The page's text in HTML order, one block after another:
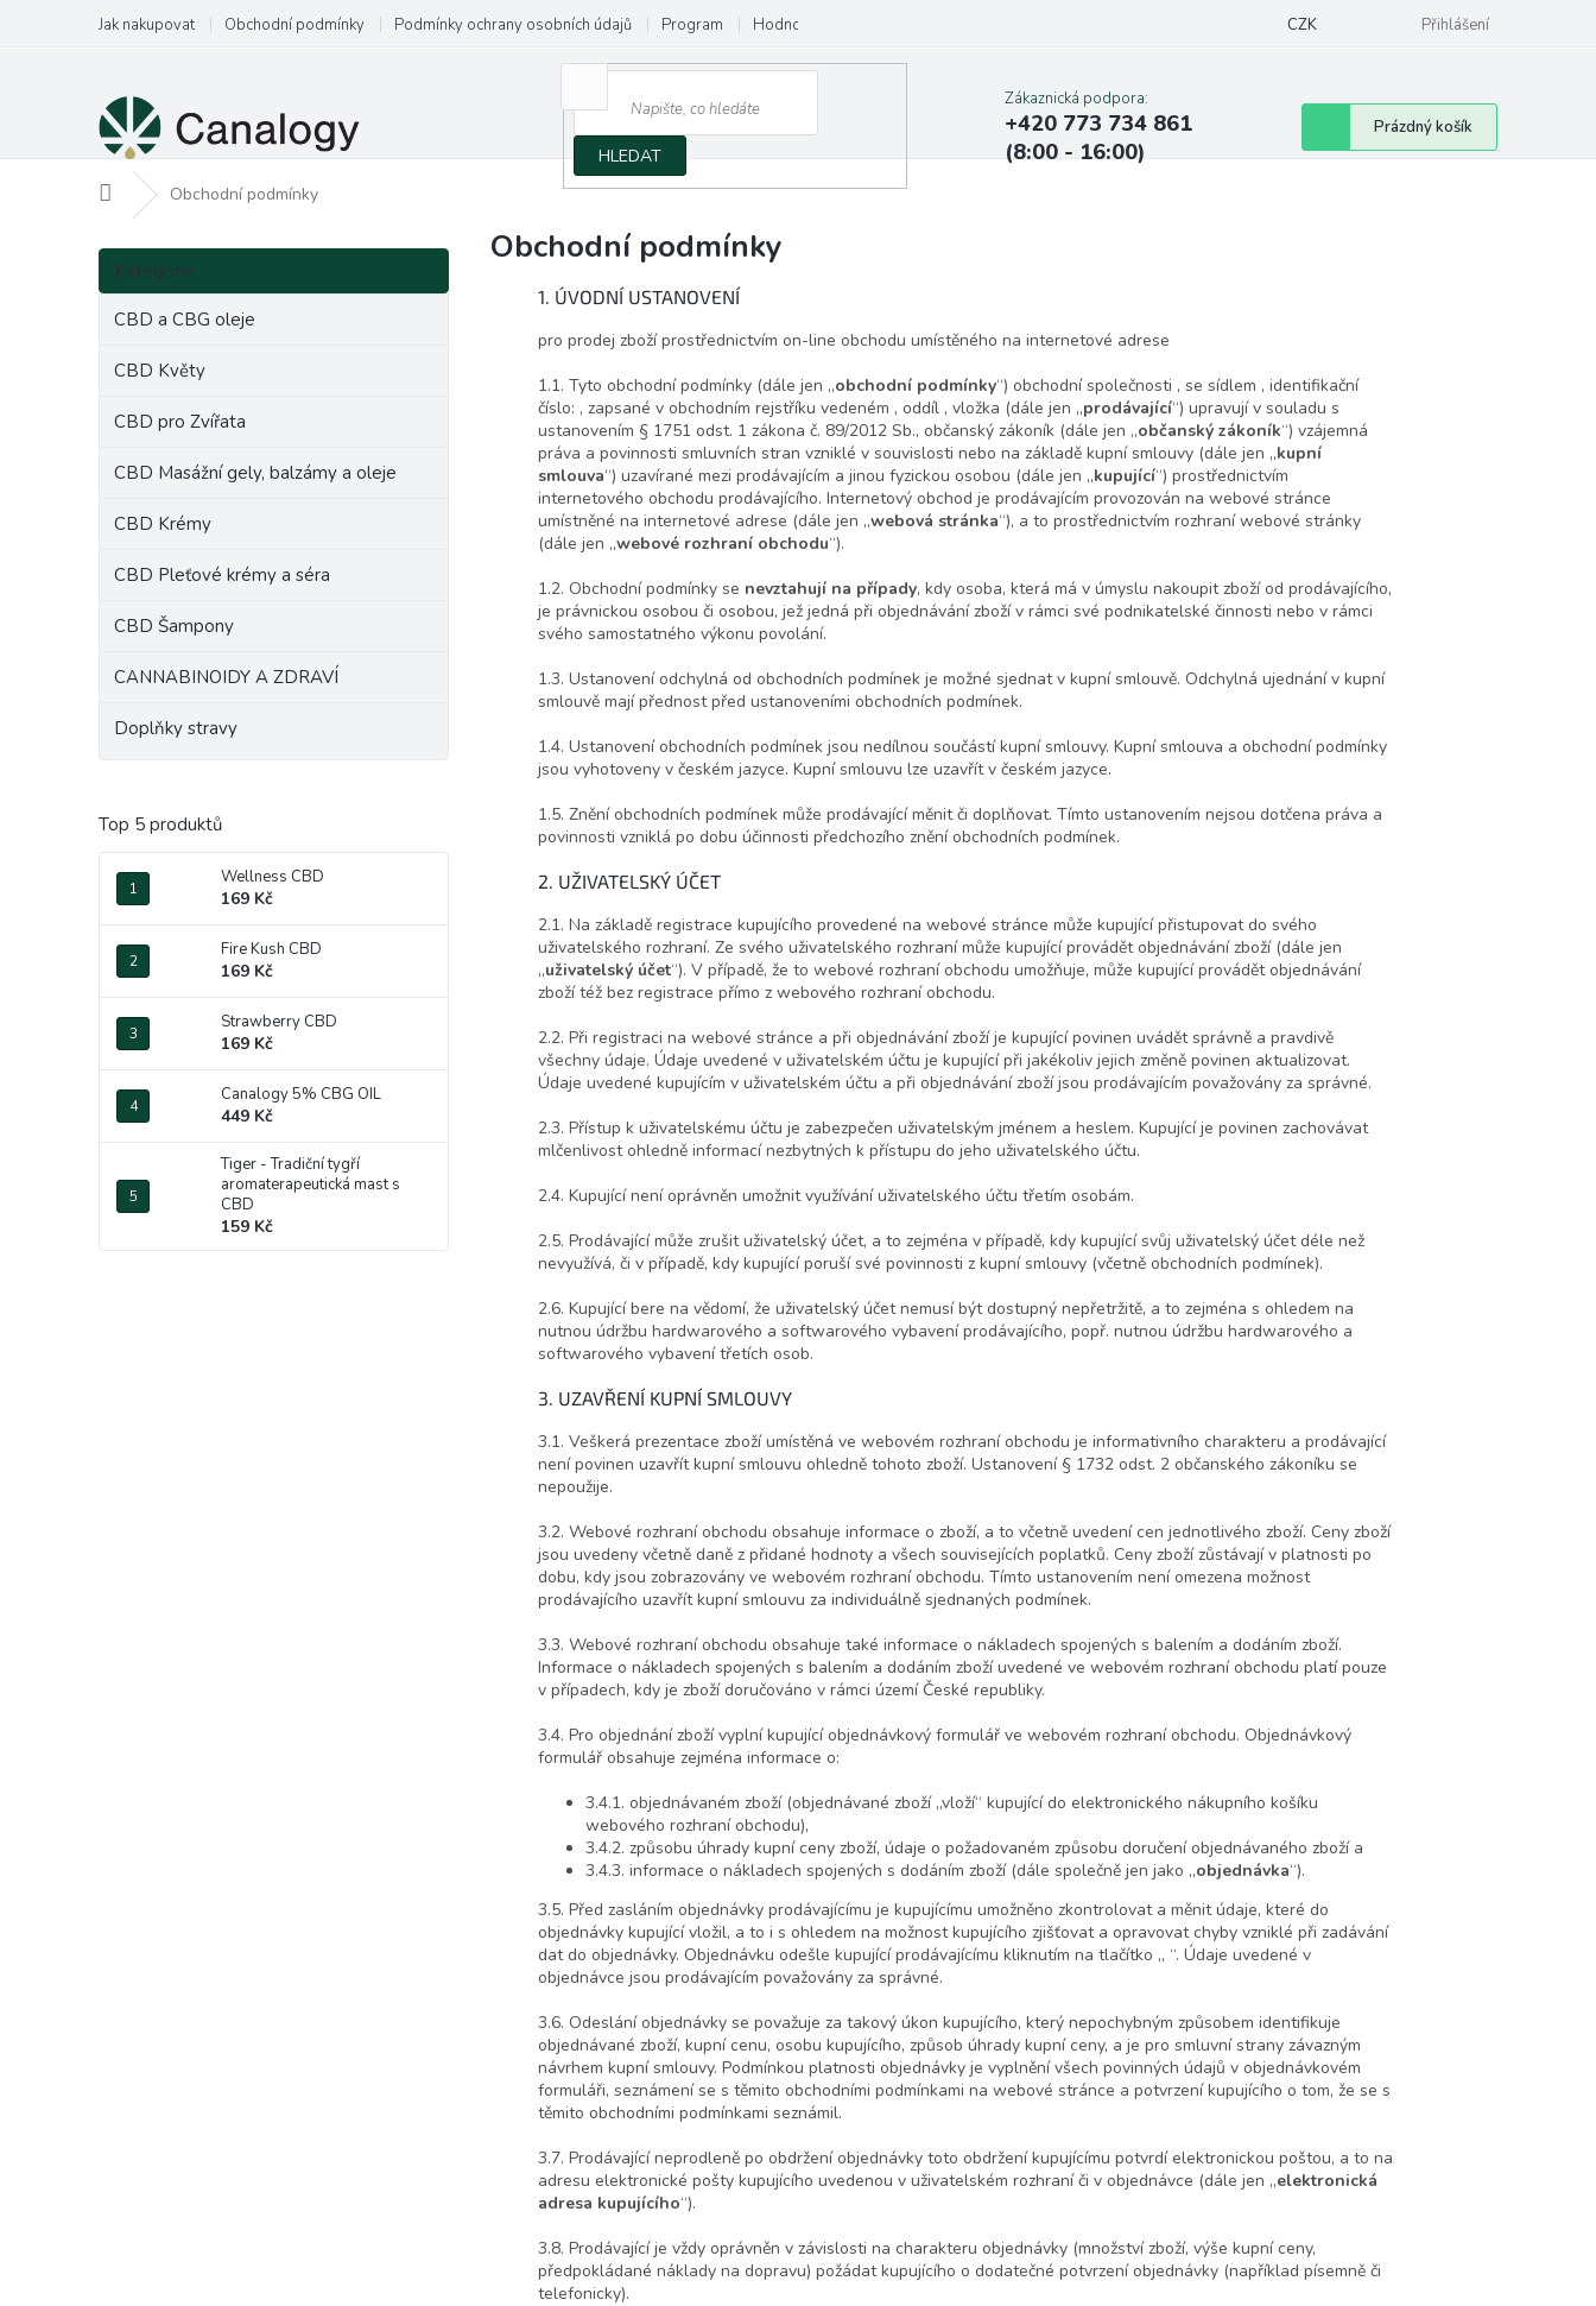
obsah
Jak nakupovat Obchodní podmínky Podmínky ochrany osobních údajů Program Hodnocení obchodu CZK Přihlášení
HLEDAT
Zákaznická podpora:
+420 773 734 861
(8:00 - 16:00)
Nákupní
košík
Prázdný košík
Domů Obchodní podmínky
P
s
Přeskočit
kategorie
Kategorie
CBD a CBG oleje
CBD Květy
CBD pro Zvířata
CBD Masážní gely, balzámy a oleje
CBD Krémy
CBD Pleťové krémy a séra
CBD Šampony
CANNABINOIDY A ZDRAVÍ
Doplňky stravy
Top 5 produktů
Wellness CBD
169 Kč
Fire Kush CBD
169 Kč
Strawberry CBD
169 Kč
Canalogy 5% CBG OIL
449 Kč
Tiger - Tradiční tygří
aromaterapeutická mast s
CBD
159 Kč
Obchodní podmínky
1. ÚVODNÍ USTANOVENÍ
pro prodej zboží prostřednictvím on-line obchodu umístěného na internetové adrese
1.1. Tyto obchodní podmínky (dále jen „obchodní podmínky“) obchodní společnosti , se sídlem , identifikační
číslo: , zapsané v obchodním rejstříku vedeném , oddíl , vložka (dále jen „prodávající“) upravují v souladu s
ustanovením § 1751 odst. 1 zákona č. 89/2012 Sb., občanský zákoník (dále jen „občanský zákoník“) vzájemná
práva a povinnosti smluvních stran vzniklé v souvislosti nebo na základě kupní smlouvy (dále jen „kupní
smlouva“) uzavírané mezi prodávajícím a jinou fyzickou osobou (dále jen „kupující“) prostřednictvím
internetového obchodu prodávajícího. Internetový obchod je prodávajícím provozován na webové stránce
umístněné na internetové adrese (dále jen „webová stránka“), a to prostřednictvím rozhraní webové stránky
(dále jen „webové rozhraní obchodu“).
1.2. Obchodní podmínky se nevztahují na případy, kdy osoba, která má v úmyslu nakoupit zboží od prodávajícího,
je právnickou osobou či osobou, jež jedná při objednávání zboží v rámci své podnikatelské činnosti nebo v rámci
svého samostatného výkonu povolání.
1.3. Ustanovení odchylná od obchodních podmínek je možné sjednat v kupní smlouvě. Odchylná ujednání v kupní
smlouvě mají přednost před ustanoveními obchodních podmínek.
1.4. Ustanovení obchodních podmínek jsou nedílnou součástí kupní smlouvy. Kupní smlouva a obchodní podmínky
jsou vyhotoveny v českém jazyce. Kupní smlouvu lze uzavřít v českém jazyce.
1.5. Znění obchodních podmínek může prodávající měnit či doplňovat. Tímto ustanovením nejsou dotčena práva a
povinnosti vzniklá po dobu účinnosti předchozího znění obchodních podmínek.
2. UŽIVATELSKÝ ÚČET
2.1. Na základě registrace kupujícího provedené na webové stránce může kupující přistupovat do svého
uživatelského rozhraní. Ze svého uživatelského rozhraní může kupující provádět objednávání zboží (dále jen
„uživatelský účet“). V případě, že to webové rozhraní obchodu umožňuje, může kupující provádět objednávání
zboží též bez registrace přímo z webového rozhraní obchodu.
2.2. Při registraci na webové stránce a při objednávání zboží je kupující povinen uvádět správně a pravdivě
všechny údaje. Údaje uvedené v uživatelském účtu je kupující při jakékoliv jejich změně povinen aktualizovat.
Údaje uvedené kupujícím v uživatelském účtu a při objednávání zboží jsou prodávajícím považovány za správné.
2.3. Přístup k uživatelskému účtu je zabezpečen uživatelským jménem a heslem. Kupující je povinen zachovávat
mlčenlivost ohledně informací nezbytných k přístupu do jeho uživatelského účtu.
2.4. Kupující není oprávněn umožnit využívání uživatelského účtu třetím osobám.
2.5. Prodávající může zrušit uživatelský účet, a to zejména v případě, kdy kupující svůj uživatelský účet déle než
nevyužívá, či v případě, kdy kupující poruší své povinnosti z kupní smlouvy (včetně obchodních podmínek).
2.6. Kupující bere na vědomí, že uživatelský účet nemusí být dostupný nepřetržitě, a to zejména s ohledem na
nutnou údržbu hardwarového a softwarového vybavení prodávajícího, popř. nutnou údržbu hardwarového a
softwarového vybavení třetích osob.
3. UZAVŘENÍ KUPNÍ SMLOUVY
3.1. Veškerá prezentace zboží umístěná ve webovém rozhraní obchodu je informativního charakteru a prodávající
není povinen uzavřít kupní smlouvu ohledně tohoto zboží. Ustanovení § 1732 odst. 2 občanského zákoníku se
nepoužije.
3.2. Webové rozhraní obchodu obsahuje informace o zboží, a to včetně uvedení cen jednotlivého zboží. Ceny zboží
jsou uvedeny včetně daně z přidané hodnoty a všech souvisejících poplatků. Ceny zboží zůstávají v platnosti po
dobu, kdy jsou zobrazovány ve webovém rozhraní obchodu. Tímto ustanovením není omezena možnost
prodávajícího uzavřít kupní smlouvu za individuálně sjednaných podmínek.
3.3. Webové rozhraní obchodu obsahuje také informace o nákladech spojených s balením a dodáním zboží.
Informace o nákladech spojených s balením a dodáním zboží uvedené ve webovém rozhraní obchodu platí pouze
v případech, kdy je zboží doručováno v rámci území České republiky.
3.4. Pro objednání zboží vyplní kupující objednávkový formulář ve webovém rozhraní obchodu. Objednávkový
formulář obsahuje zejména informace o:
3.4.1. objednávaném zboží (objednávané zboží „vloží“ kupující do elektronického nákupního košíku
webového rozhraní obchodu),
3.4.2. způsobu úhrady kupní ceny zboží, údaje o požadovaném způsobu doručení objednávaného zboží a
3.4.3. informace o nákladech spojených s dodáním zboží (dále společně jen jako „objednávka“).
3.5. Před zasláním objednávky prodávajícímu je kupujícímu umožněno zkontrolovat a měnit údaje, které do
objednávky kupující vložil, a to i s ohledem na možnost kupujícího zjišťovat a opravovat chyby vzniklé při zadávání
dat do objednávky. Objednávku odešle kupující prodávajícímu kliknutím na tlačítko „ “. Údaje uvedené v
objednávce jsou prodávajícím považovány za správné.
3.6. Odeslání objednávky se považuje za takový úkon kupujícího, který nepochybným způsobem identifikuje
objednávané zboží, kupní cenu, osobu kupujícího, způsob úhrady kupní ceny, a je pro smluvní strany závazným
návrhem kupní smlouvy. Podmínkou platnosti objednávky je vyplnění všech povinných údajů v objednávkovém
formuláři, seznámení se s těmito obchodními podmínkami na webové stránce a potvrzení kupujícího o tom, že se s
těmito obchodními podmínkami seznámil.
3.7. Prodávající neprodleně po obdržení objednávky toto obdržení kupujícímu potvrdí elektronickou poštou, a to na
adresu elektronické pošty kupujícího uvedenou v uživatelském rozhraní či v objednávce (dále jen „elektronická
adresa kupujícího“).
3.8. Prodávající je vždy oprávněn v závislosti na charakteru objednávky (množství zboží, výše kupní ceny,
předpokládané náklady na dopravu) požádat kupujícího o dodatečné potvrzení objednávky (například písemně či
telefonicky).